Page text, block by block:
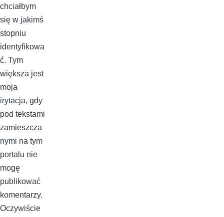
chciałbym
się w jakimś
stopniu
identyfikowa
ć. Tym
większa jest
moja
irytacja, gdy
pod tekstami
zamieszcza
nymi na tym
portalu nie
mogę
publikować
komentarzy.
Oczywiście